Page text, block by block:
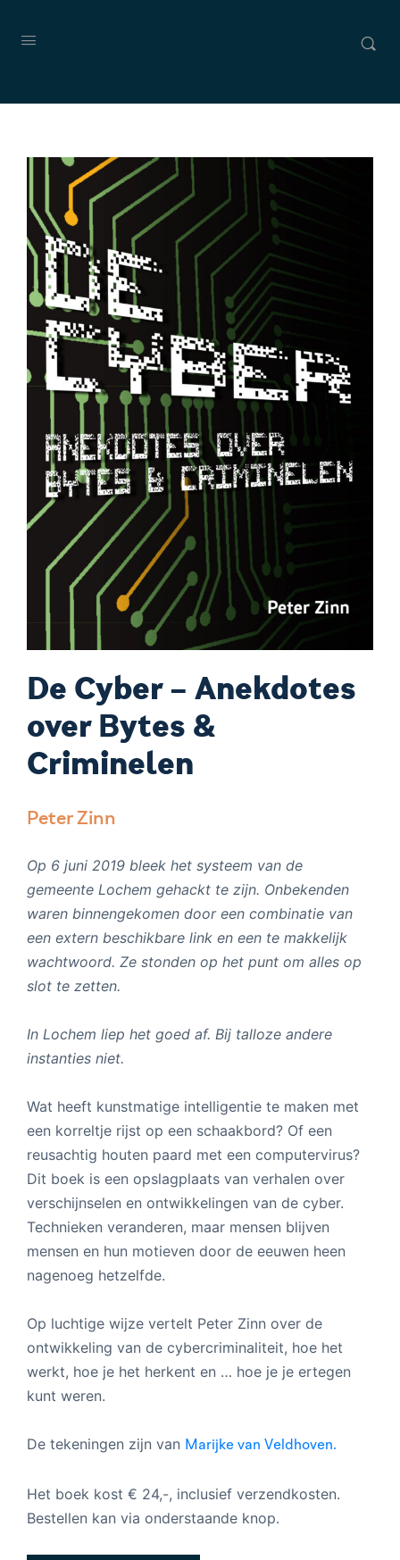
De Cyber – Anekdotes
overBytes &
Criminelen
Peter Zinn
Op 6 juni 2019 bleek het systeem van de
gemeente Lochem gehackt te zijn. Onbekenden
waren binnengekomen door een combinatie van
een extern beschikbare link en een te makkelijk
wachtwoord. Ze stonden op het punt om alles op
slot te zetten.
In Lochem liep het goed af. Bij talloze andere
instanties niet.
Wat heeft kunstmatige intelligentie te maken met
een korreltje rijst op een schaakbord? Of een
reusachtig houten paard met een computervirus?
Dit boek is een opslagplaats van verhalen over
verschijnselen en ontwikkelingen van de cyber.
Technieken veranderen, maar mensen blijven
mensen en hun motieven door de eeuwen heen
nagenoeg hetzelfde.
Op luchtige wijze vertelt Peter Zinn over de
ontwikkeling van de cybercriminaliteit, hoe het
werkt, hoe je het herkent en … hoe je je ertegen
kunt weren.
De tekeningen zijn van Marijke van Veldhoven.
Het boek kost € 24,-, inclusief verzendkosten.
Bestellen kan via onderstaande knop.